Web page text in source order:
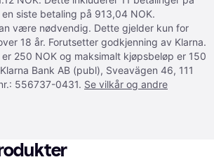
siste betaling på 913,04 NOK.
være nødvendig. Dette gjelder kun for
18 år. Forutsetter godkjenning av Klarna.
250 NOK og maksimalt kjøpsbeløp er 150
Bank AB (publ), Sveavägen 46, 111
556737-0431. Se vilkår og andre